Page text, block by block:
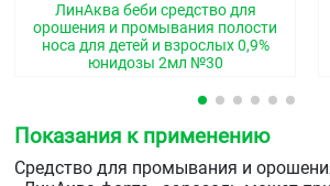
ЛинАква беби средство для
орошения и промывания полости
носа для детей и взрослых 0,9%
юнидозы 2мл №30
Показания к применению
Средство для промывания и